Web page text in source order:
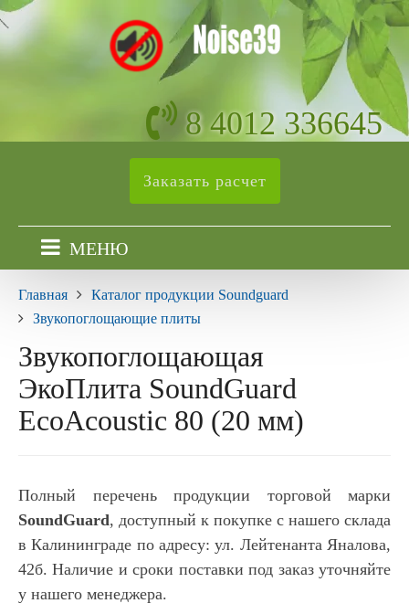
8 4012 336645
Заказать расчет
МЕНЮ
Главная
Каталог продукции Soundguard
Звукопоглощающие плиты
Звукопоглощающая
ЭкоПлита SoundGuard
EcoAcoustic 80 (20 мм)
Полный перечень продукции торговой марки
SoundGuard, доступный к покупке с нашего склада
в Калининграде по адресу: ул. Лейтенанта Яналова,
42б. Наличие и сроки поставки под заказ уточняйте
у нашего менеджера.